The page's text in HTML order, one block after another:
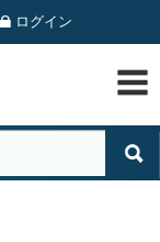
ログイン